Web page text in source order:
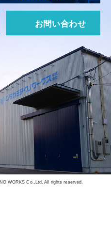
お問い合わせ
WORKS Co.,Ltd. All rights reserved.